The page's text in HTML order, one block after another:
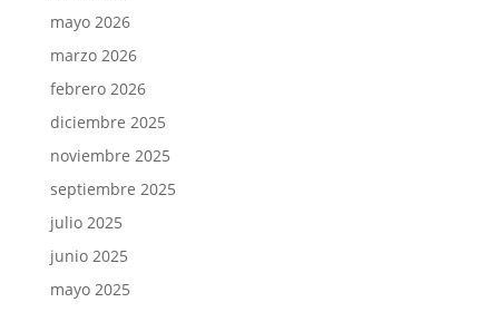
mayo 2026
marzo 2026
febrero 2026
diciembre 2025
noviembre 2025
septiembre 2025
julio 2025
junio 2025
mayo 2025